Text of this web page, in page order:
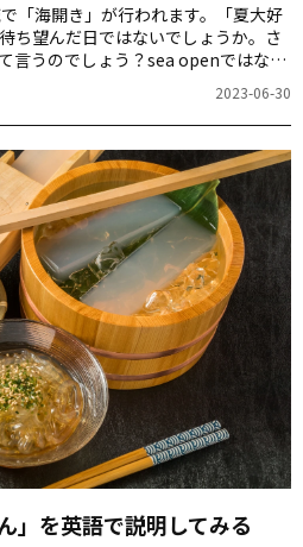
「海開き」が行われます。「夏大好
ち望んだ日ではないでしょうか。さ
言うのでしょう？sea openではない
2023-06-30
」を英語で説明してみる